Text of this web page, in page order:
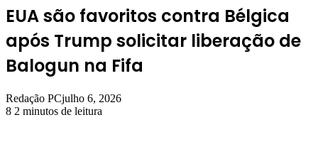
EUA são favoritos contra Bélgica
após Trump solicitar liberação de
Balogun na Fifa
Redação PCjulho 6, 2026
8 2 minutos de leitura